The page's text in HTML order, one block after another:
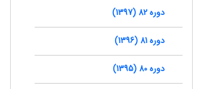
دوره 82 (1397)
دوره 81 (1396)
دوره 80 (1395)